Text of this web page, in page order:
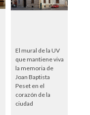
El mural de la UV
que mantiene viva
la memoria de
Joan Baptista
Peset en el
corazón de la
ciudad